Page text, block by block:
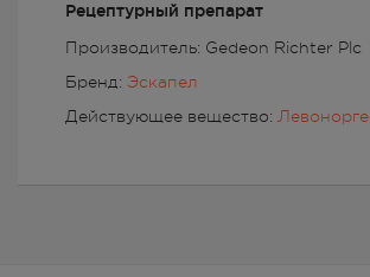
Рецептурный препарат
Производитель: Gedeon Richter Plc
Бренд: Эскапел
Действующее вещество: